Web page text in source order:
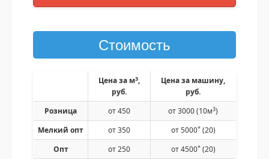
Стоимость
Цена за м3,
руб.
Цена за машину,
руб.
Розница
от 450 от 3000 (10м3)
Мелкий опт
от 350 от 5000*(20)
Опт
от 250 от 4500*(20)